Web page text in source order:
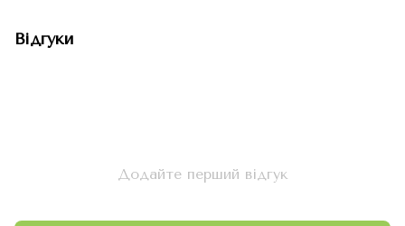
Відгуки
Додайте перший відгук